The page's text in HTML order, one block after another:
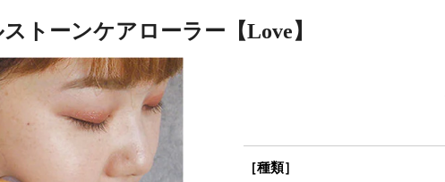
トーンケアローラー【Love】
［種類］